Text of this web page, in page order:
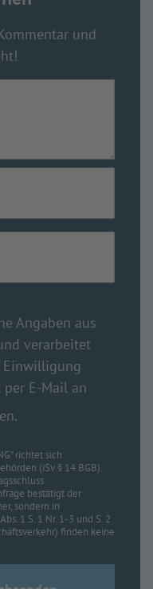
und
Angaben aus
verarbeitet
Einwilligung
E-Mail an
richtet sich
(iSv § 14 BGB).
bestätigt der
sondern in
1 S. 1 Nr. 1-3 und S. 2
finden keine